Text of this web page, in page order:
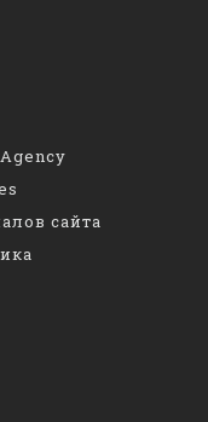
сайта